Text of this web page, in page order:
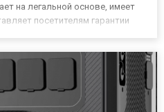
на легальной основе, имеет
посетителям гарантии